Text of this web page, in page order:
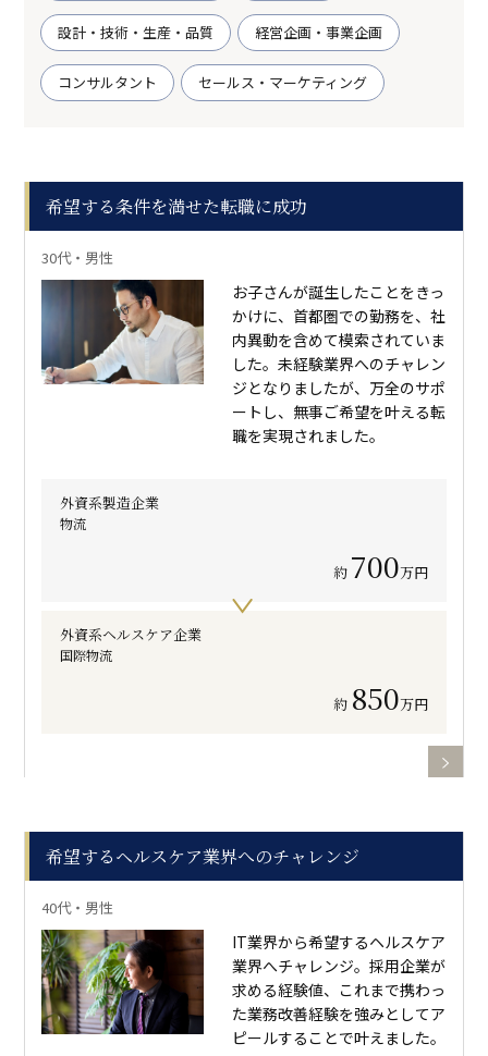
設計・技術・生産・品質 経営企画・事業企画
コンサルタント セールス・マーケティング
希望する条件を満せた転職に成功
30代・男性
お子さんが誕生したことをきっ
かけに、首都圏での勤務を、社
内異動を含めて模索されていま
した。未経験業界へのチャレン
ジとなりましたが、万全のサポ
ートし、無事ご希望を叶える転
職を実現されました。
外資系製造企業
物流
約 700万円
外資系ヘルスケア企業
国際物流
約 850万円
希望するヘルスケア業界へのチャレンジ
40代・男性
IT業界から希望するヘルスケア
業界へチャレンジ。採用企業が
求める経験値、これまで携わっ
た業務改善経験を強みとしてア
ピールすることで叶えました。